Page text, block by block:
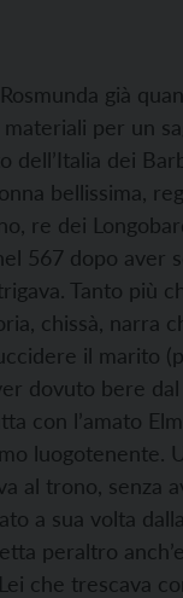
già
per un
dell’Italia dei
bellissima,
re dei
567 dopo aver
Tanto più
chissà, narra
il marito
dovuto bere
con l’amato
luogotenente.
al trono, senza
a sua volta
peraltro
che trescava